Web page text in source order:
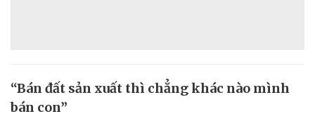
“Bán đất sản xuất thì chẳng khác nào mình
bán con”